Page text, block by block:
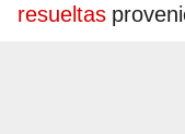
resueltas